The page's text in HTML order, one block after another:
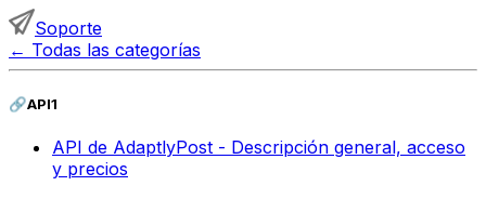
Soporte
← Todas las categorías
🔗API1
API de AdaptlyPost - Descripción general, acceso
y precios